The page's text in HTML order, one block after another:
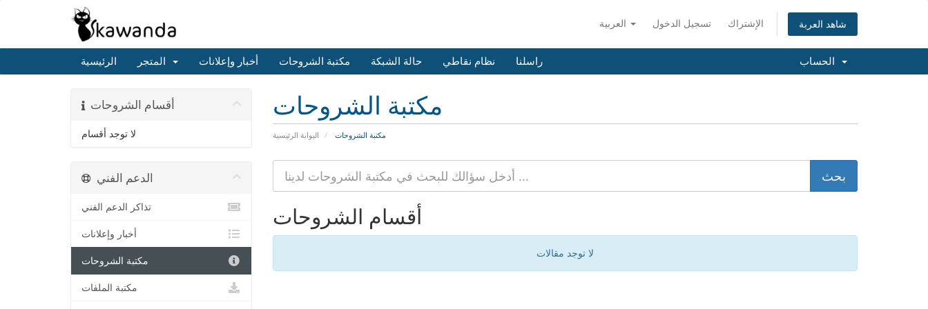
تسجيل الدخول الإشتراك شاهد العربة
الرئيسية أخبار وإعلانات مكتبة الشروحات حالة الشبكة نظام نقاطي راسلنا
مكتبة الشروحات
البوابة الرئيسية مكتبة الشروحات
أقسام الشروحات
لا توجد أقسام
أقسام الشروحات
لا توجد مقالات
الدعم الفني
تذاكر الدعم الفني
أخبار وإعلانات
مكتبة الشروحات
مكتبة الملفات